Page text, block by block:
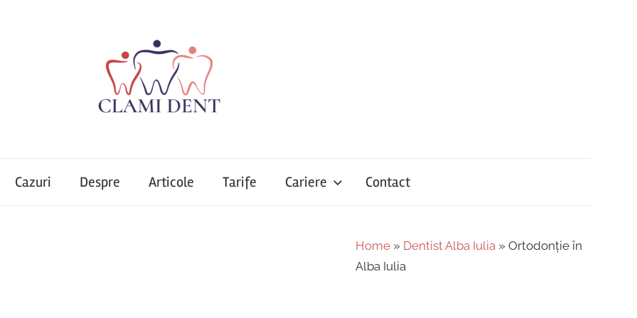
Cazuri Despre Articole Tarife Cariere Contact
Home » Dentist Alba Iulia » Ortodonție în
Alba Iulia